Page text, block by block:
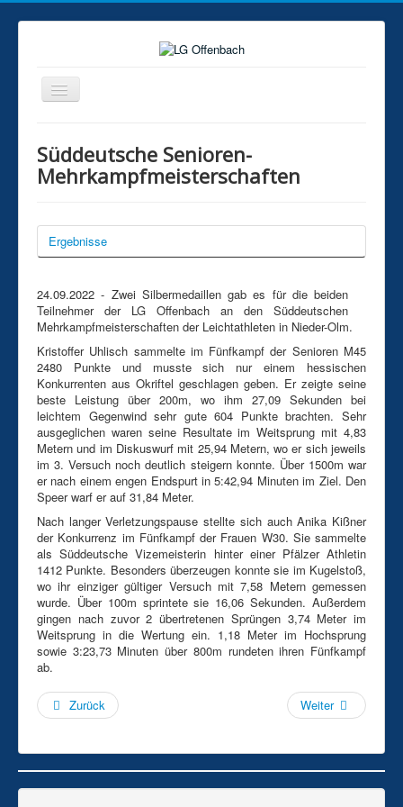
News
Statistik
Fotogalerie
Kontakt
Mitgliedschaft
Aktuelle Seite: News
Stadiongruppe
Süddeutsche Senioren-Mehrkampfmeisterschaften
Süddeutsche Senioren-
Mehrkampfmeisterschaften
Ergebnisse
24.09.2022 - Zwei Silbermedaillen gab es für die beiden
Teilnehmer der LG Offenbach an den Süddeutschen
Mehrkampfmeisterschaften der Leichtathleten in Nieder-Olm.
Kristoffer Uhlisch sammelte im Fünfkampf der Senioren M45
2480 Punkte und musste sich nur einem hessischen
Konkurrenten aus Okriftel geschlagen geben. Er zeigte seine
beste Leistung über 200m, wo ihm 27,09 Sekunden bei
leichtem Gegenwind sehr gute 604 Punkte brachten. Sehr
ausgeglichen waren seine Resultate im Weitsprung mit 4,83
Metern und im Diskuswurf mit 25,94 Metern, wo er sich jeweils
im 3. Versuch noch deutlich steigern konnte. Über 1500m war
er nach einem engen Endspurt in 5:42,94 Minuten im Ziel. Den
Speer warf er auf 31,84 Meter.
Nach langer Verletzungspause stellte sich auch Anika Kißner
der Konkurrenz im Fünfkampf der Frauen W30. Sie sammelte
als Süddeutsche Vizemeisterin hinter einer Pfälzer Athletin
1412 Punkte. Besonders überzeugen konnte sie im Kugelstoß,
wo ihr einziger gültiger Versuch mit 7,58 Metern gemessen
wurde. Über 100m sprintete sie 16,06 Sekunden. Außerdem
gingen nach zuvor 2 übertretenen Sprüngen 3,74 Meter im
Weitsprung in die Wertung ein. 1,18 Meter im Hochsprung
sowie 3:23,73 Minuten über 800m rundeten ihren Fünfkampf
ab.
Zurück Weiter